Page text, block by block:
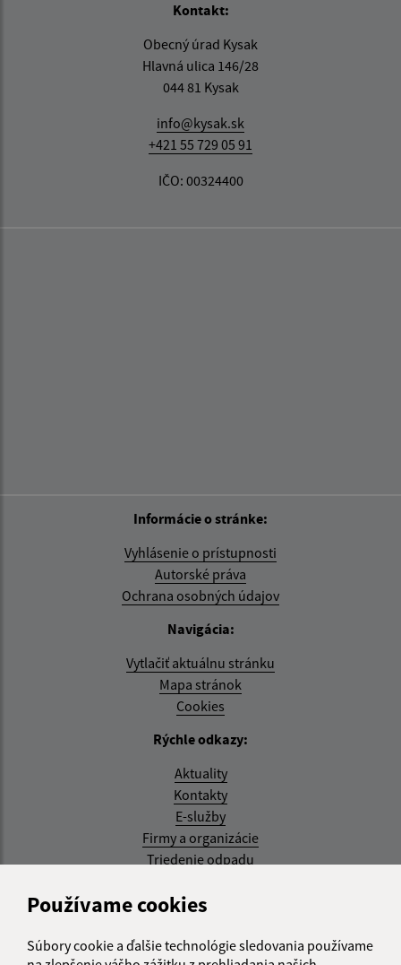
Používame cookies
Súbory cookie a ďalšie technológie sledovania používame
Kontakt:
Obecný úrad Kysak
Hlavná ulica 146/28
044 81 Kysak
info@kysak.sk
+421 55 729 05 91
IČO: 00324400
Informácie o stránke:
Vyhlásenie o prístupnosti
Autorské práva
Ochrana osobných údajov
Navigácia:
Vytlačiť aktuálnu stránku
Mapa stránok
Cookies
Rýchle odkazy:
Aktuality
Kontakty
E-služby
Firmy a organizácie
Triedenie odpadu
Aktualizované: